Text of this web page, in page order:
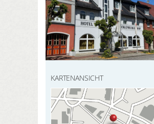
HIER REGISTRIEREN
Meine Buchungen
Meine Produkte
Meine Hotels
ANMELDEN
SUCHEN
KARTENANSICHT